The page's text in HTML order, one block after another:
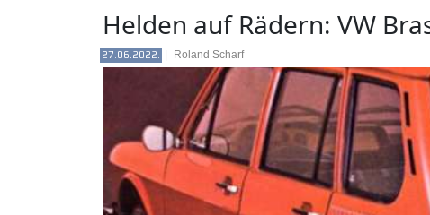
Helden auf Rädern: VW
27.06.2022. Roland Scharf